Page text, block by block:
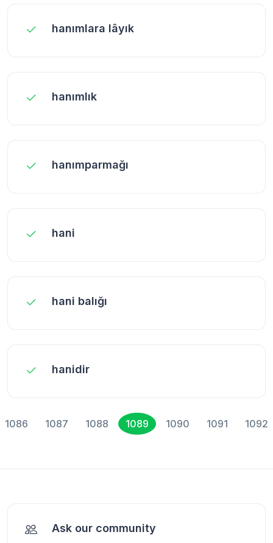
hanımlara lâyık
hanımlık
hanımparmağı
hani
hani balığı
hanidir
1086 1087 1088 1089 1090 1091 1092
Ask our community